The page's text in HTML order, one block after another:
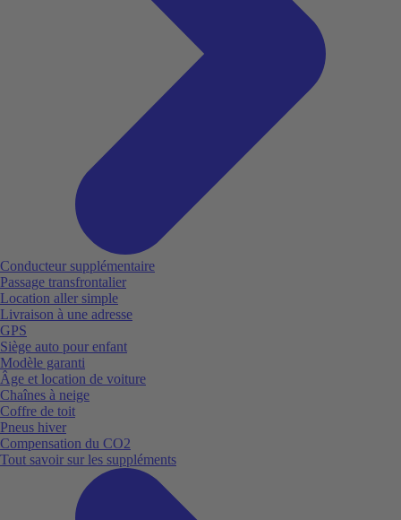
Conducteur supplémentaire
Passage transfrontalier
Location aller simple
Livraison à une adresse
GPS
Siège auto pour enfant
Modèle garanti
Âge et location de voiture
Chaînes à neige
Coffre de toit
Pneus hiver
Compensation du CO2
Tout savoir sur les suppléments